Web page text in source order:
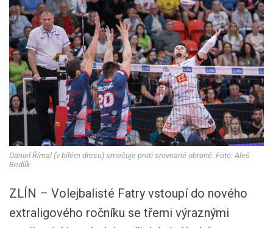
Daniel Římal (v bílém dresu) smečuje proti srovnané obraně. Foto: Aleš
Bedlík
ZLÍN – Volejbalisté Fatry vstoupí do nového
extraligového ročníku se třemi výraznými